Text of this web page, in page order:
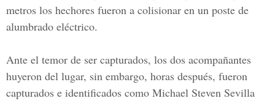
metros los hechores fueron a colisionar en un poste de
alumbrado eléctrico.
Ante el temor de ser capturados, los dos acompañantes
huyeron del lugar, sin embargo, horas después, fueron
capturados e identificados como Michael Steven Sevilla